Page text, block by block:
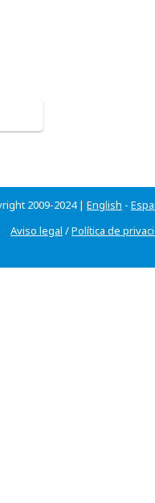
2009-2024 | English -
Aviso legal /Política de